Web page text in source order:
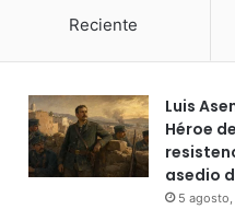
Reciente
Luis
Héroe
asedio
5